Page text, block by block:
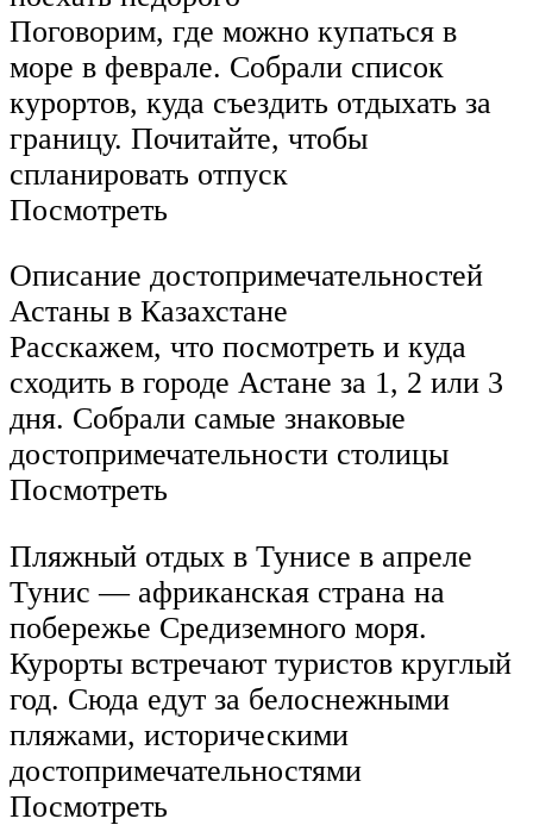
Поговорим, где можно купаться в
море в феврале. Собрали список
курортов, куда съездить отдыхать за
границу. Почитайте, чтобы
спланировать отпуск
Посмотреть
Описание достопримечательностей
Астаны в Казахстане
Расскажем, что посмотреть и куда
сходить в городе Астане за 1, 2 или 3
дня. Собрали самые знаковые
достопримечательности столицы
Посмотреть
Пляжный отдых в Тунисе в апреле
Тунис — африканская страна на
побережье Средиземного моря.
Курорты встречают туристов круглый
год. Сюда едут за белоснежными
пляжами, историческими
достопримечательностями
Посмотреть